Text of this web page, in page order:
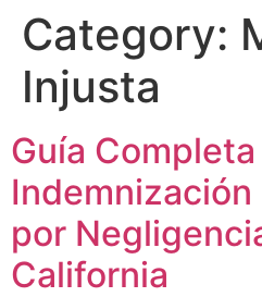
Category:
Injusta
Guía
por
California